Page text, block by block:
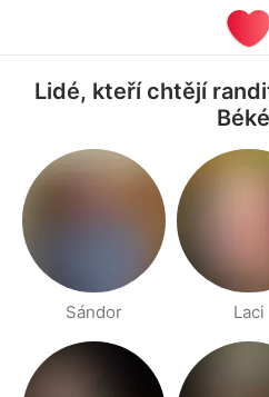
Lidé, kteří chtějí
Sándor Laci